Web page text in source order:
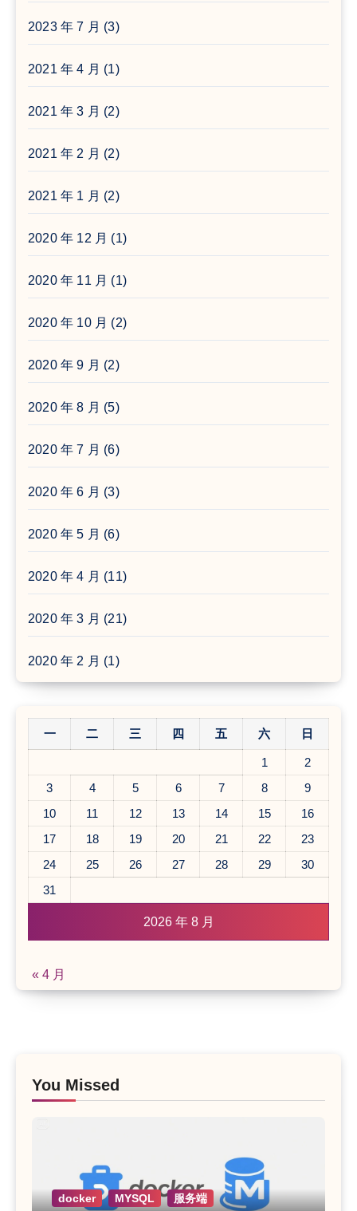
2023 年 7 月 (3)
2021 年 4 月 (1)
2021 年 3 月 (2)
2021 年 2 月 (2)
2021 年 1 月 (2)
2020 年 12 月 (1)
2020 年 11 月 (1)
2020 年 10 月 (2)
2020 年 9 月 (2)
2020 年 8 月 (5)
2020 年 7 月 (6)
2020 年 6 月 (3)
2020 年 5 月 (6)
2020 年 4 月 (11)
2020 年 3 月 (21)
2020 年 2 月 (1)
2026 年 8 月
一 二 三 四 五 六 日
1
2
3
4 5 6 7 8
9
10
11 12 13 14 15
16
17
18 19 20 21 22
23
24
25 26 27 28 29
30
31
« 4 月
You Missed
docker MYSQL 服务端